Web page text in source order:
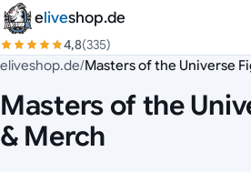
Zum Inhalt springen
eliveshop.de
4,8(335)
eliveshop.de/Masters of the Universe
Masters of the
& Merch